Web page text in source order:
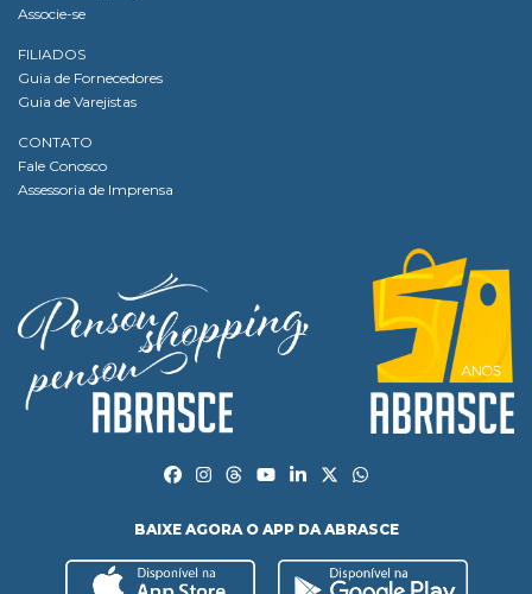
Associe-se
FILIADOS
Guia de Fornecedores
Guia de Varejistas
CONTATO
Fale Conosco
Assessoria de Imprensa
BAIXE AGORA O APP DA ABRASCE